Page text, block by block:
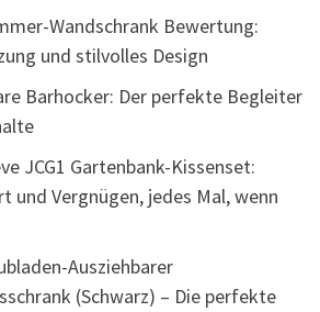
Wandschrank Bewertung:
und stilvolles Design
Barhocker: Der perfekte Begleiter
JCG1 Gartenbank-Kissenset:
und Vergnügen, jedes Mal, wenn
Ausziehbarer
(Schwarz) – Die perfekte